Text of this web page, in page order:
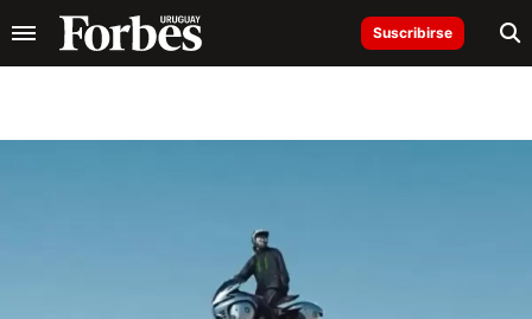
Suscribirse